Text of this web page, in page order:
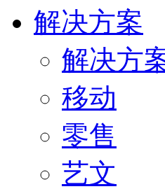
解决方案
解决方
移动
零售
艺文